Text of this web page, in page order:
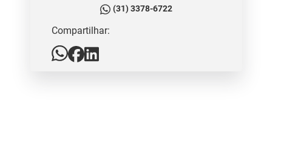
(31) 3378-6722
Compartilhar: